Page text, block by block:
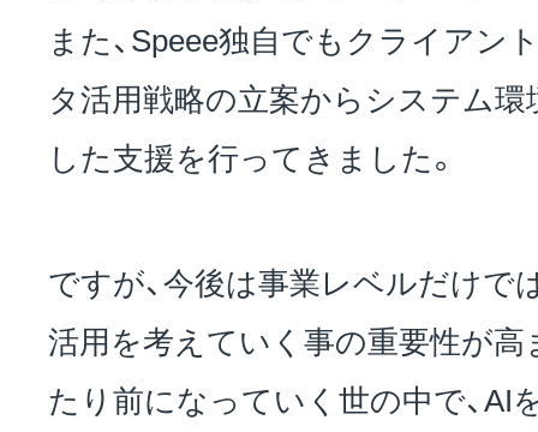
また、Speee独自でもクライアン
タ活用戦略の立案からシステム環
した支援を行ってきました。
ですが、今後は事業レベルだけで
活用を考えていく事の重要性が高
たり前になっていく世の中で、AI